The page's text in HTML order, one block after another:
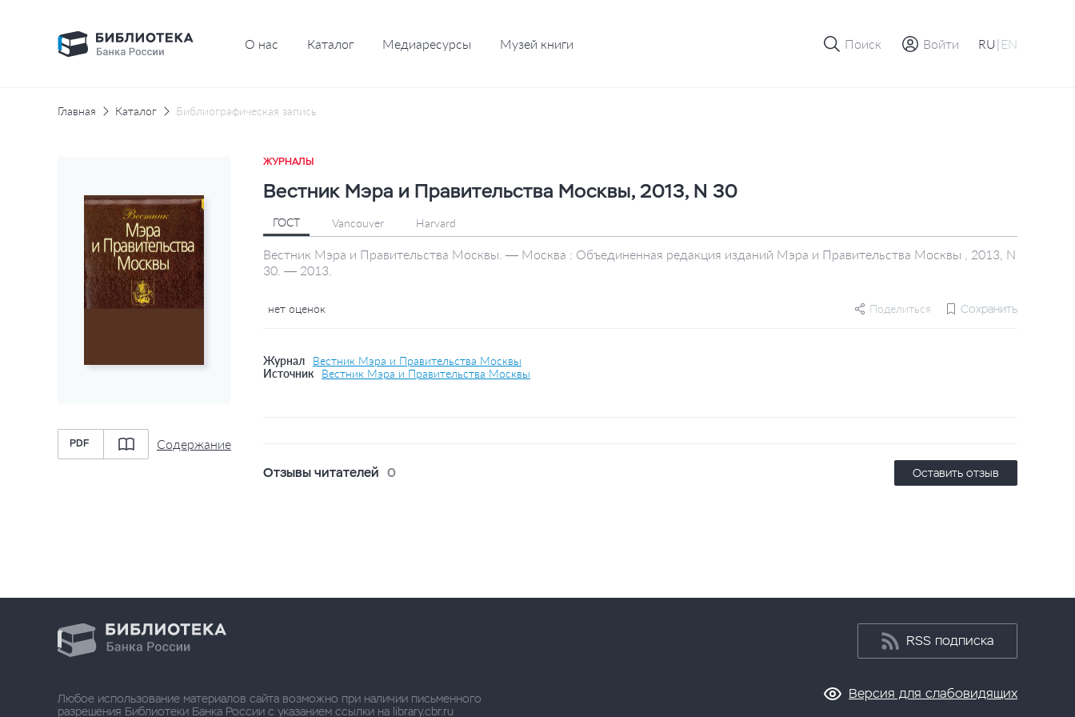
О нас Каталог Медиаресурсы Музей книги Поиск Войти RU| EN
Главная Каталог Библиографическая запись
PDF Содержание
ЖУРНАЛЫ
Вестник Мэра и Правительства Москвы, 2013, N 30
ГОСТ Vancouver Harvard
Вестник Мэра и Правительства Москвы. — Москва : Объединенная редакция изданий Мэра и Правительства Москвы , 2013, N
30. — 2013.
нет оценок Поделиться Сохранить
Журнал
Вестник Мэра и Правительства Москвы
Источник
Вестник Мэра и Правительства Москвы
Отзывы читателей 0 Оставить отзыв
Любое использование материалов сайта возможно при наличии письменного
разрешения Библиотеки Банка России с указанием ссылки на library.cbr.ru
RSS подписка
Версия для слабовидящих